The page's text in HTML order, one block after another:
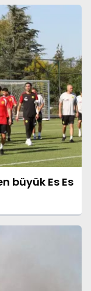
büyük Es Es